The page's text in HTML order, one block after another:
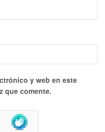
y web en este
que comente.